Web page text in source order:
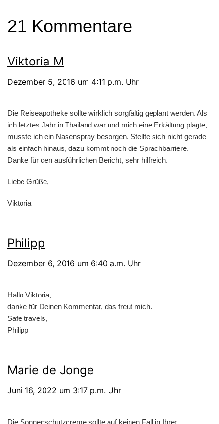
21 Kommentare
Viktoria M
Dezember 5, 2016 um 4:11 p.m. Uhr
Die Reiseapotheke sollte wirklich sorgfältig geplant werden. Als
ich letztes Jahr in Thailand war und mich eine Erkältung plagte,
musste ich ein Nasenspray besorgen. Stellte sich nicht gerade
als einfach hinaus, dazu kommt noch die Sprachbarriere.
Danke für den ausführlichen Bericht, sehr hilfreich.
Liebe Grüße,
Viktoria
Philipp
Dezember 6, 2016 um 6:40 a.m. Uhr
Hallo Viktoria,
danke für Deinen Kommentar, das freut mich.
Safe travels,
Philipp
Marie de Jonge
Juni 16, 2022 um 3:17 p.m. Uhr
Die Sonnenschutzcreme sollte auf keinen Fall in Ihrer